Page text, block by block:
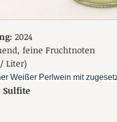
2024
feine Fruchtnoten
Liter)
Weißer Perlwein mit
Sulfite